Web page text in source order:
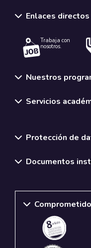
Enlaces directos
Trabaja con
nosotros.
Nuestros
Servicios
Protección de
Documentos